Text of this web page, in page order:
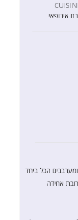
אירופאי
הכל ביחד
אחידה